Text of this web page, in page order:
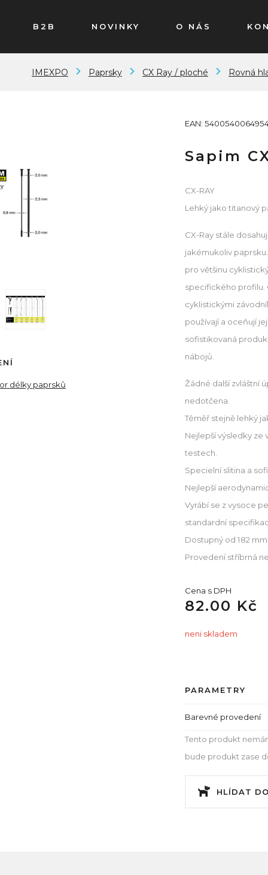
B2B NOVINKY O NÁS
IMEXPO Paprsky CX Ray / ploché Rovná
EAN:
Sapim
CX-RAY
Lehký jako titanový
CX-Ray stále
jakémukoliv
pro většinu
specifického profilu.
cyklistickými
používají a oceňují
sofistikovaná
nábojů.
Žádné další zvláštní
nedotčena.
Téměř stejně lehký
Nejlepší výsledky ze
testech.
Specielní slitina a
Nejlepší
Vyrábí se z vysoce
standardní
Dostupný od 182
Provedení stříbrná
Cena s DPH
82.00 Kč
neni skladem
PARAMETRY
Barevné provedení
Tento produkt
bude produkt zase
HLÍDAT
délky paprsků